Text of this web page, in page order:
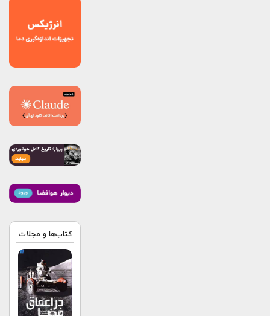
کتاب‌ها و مجلات